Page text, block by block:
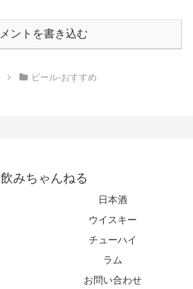
ントを書き込む
ビール-おすすめ
みちゃんねる
日本酒
ウイスキー
チューハイ
ラム
お問い合わせ